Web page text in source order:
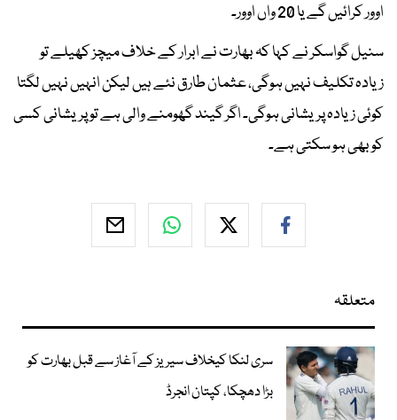
اوور کرائیں گے یا 20 واں اوور۔
سنیل گواسکر نے کہا کہ بھارت نے ابرار کے خلاف میچز کھیلے تو
زیادہ تکلیف نہیں ہوگی، عثمان طارق نئے ہیں لیکن انہیں نہیں لگتا
کوئی زیادہ پریشانی ہوگی۔ اگر گیند گھومنے والی ہے تو پریشانی کسی
کو بھی ہو سکتی ہے۔
متعلقہ
سری لنکا کیخلاف سیریز کے آغاز سے قبل بھارت کو
بڑا دھچکا، کپتان انجرڈ